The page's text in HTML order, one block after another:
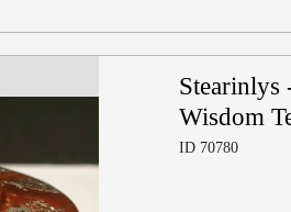
Stearinlys
Wisdom
ID 70780